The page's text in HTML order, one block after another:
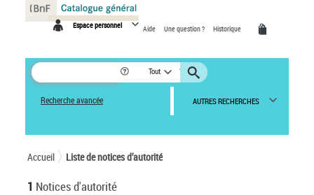
Espace personnel Aide Une question ? Historique
Tout
Recherche avancée AUTRES RECHERCHES
Accueil Liste de notices d’autorité
1 Notices d'autorité
Panneau de gestion des cookies